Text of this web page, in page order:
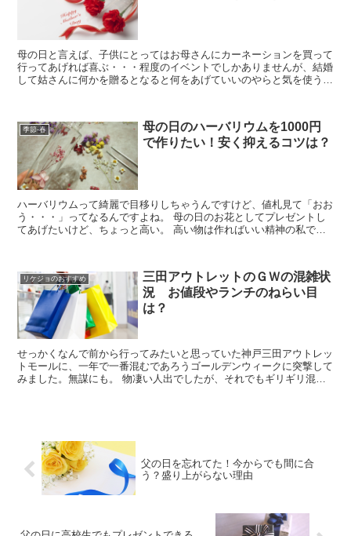
母の日と言えば、子供にとってはお母さんにカーネーションを買って
行ってあげれば喜ぶ・・・程度のイベントでしかありませんが、結婚
して姑さんに何かを贈るとなると何をあげていいのやらと気を使う頭
季節-春
母の日のハーバリウムを1000円
で作りたい！安く抑えるコツは？
ハーバリウムって綺麗で目移りしちゃうんですけど、値札見て「おお
う・・・」ってなるんですよね。 母の日のお花としてプレゼントし
てあげたいけど、ちょっと高い。 高い物は作ればいい精神の私です
リケジョのおすすめ
三田アウトレットのＧＷの混雑状
況 お値段やランチのねらい目
は？
せっかくなんで前から行ってみたいと思っていた神戸三田アウトレッ
トモールに、一年で一番混むであろうゴールデンウィークに突撃して
みました。無謀にも。 物凄い人出でしたが、それでもギリギリ混雑
父の日を忘れてた！今からでも間に合
う？盛り上がらない理由